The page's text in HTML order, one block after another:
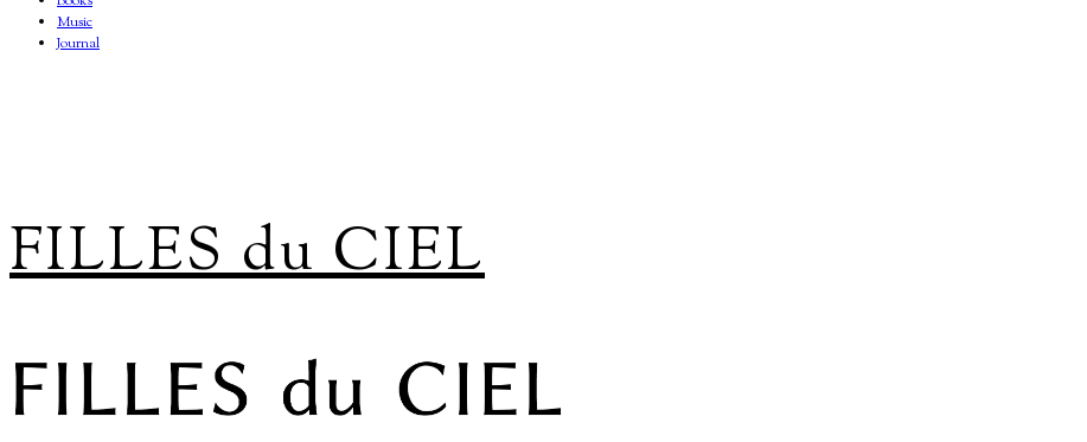
Music
Journal
FILLES du CIEL